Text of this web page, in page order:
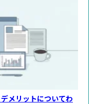
メリットについてわ